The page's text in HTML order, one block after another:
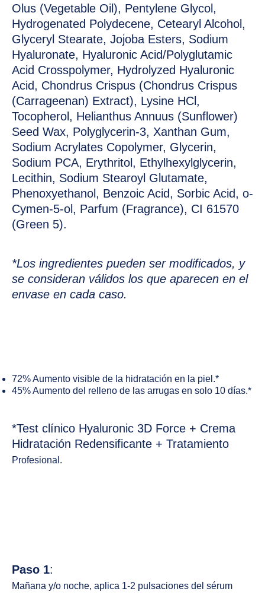
Olus (Vegetable Oil), Pentylene Glycol,
Hydrogenated Polydecene, Cetearyl Alcohol,
Glyceryl Stearate, Jojoba Esters, Sodium
Hyaluronate, Hyaluronic Acid/Polyglutamic
Acid Crosspolymer, Hydrolyzed Hyaluronic
Acid, Chondrus Crispus (Chondrus Crispus
(Carrageenan) Extract), Lysine HCl,
Tocopherol, Helianthus Annuus (Sunflower)
Seed Wax, Polyglycerin-3, Xanthan Gum,
Sodium Acrylates Copolymer, Glycerin,
Sodium PCA, Erythritol, Ethylhexylglycerin,
Lecithin, Sodium Stearoyl Glutamate,
Phenoxyethanol, Benzoic Acid, Sorbic Acid, o-
Cymen-5-ol, Parfum (Fragrance), CI 61570
(Green 5).
*Los ingredientes pueden ser modificados, y
se consideran válidos los que aparecen en el
envase en cada caso.
72%Aumento visible de la hidratación en la piel.*
45%Aumento del relleno de las arrugas en solo 10 días.*
*Test clínico Hyaluronic 3D Force + Crema
Hidratación Redensificante + Tratamiento
Profesional.
Paso 1:
Mañana y/o noche, aplica 1-2 pulsaciones del sérum